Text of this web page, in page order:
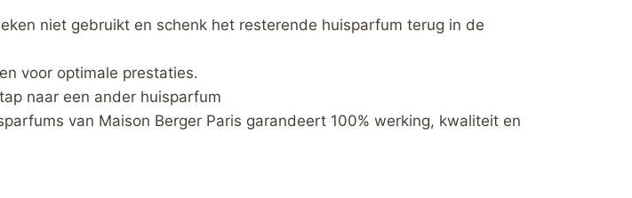
niet gebruikt en schenk het resterende huisparfum terug in de
voor optimale prestaties.
naar een ander huisparfum
van Maison Berger Paris garandeert 100% werking, kwaliteit en